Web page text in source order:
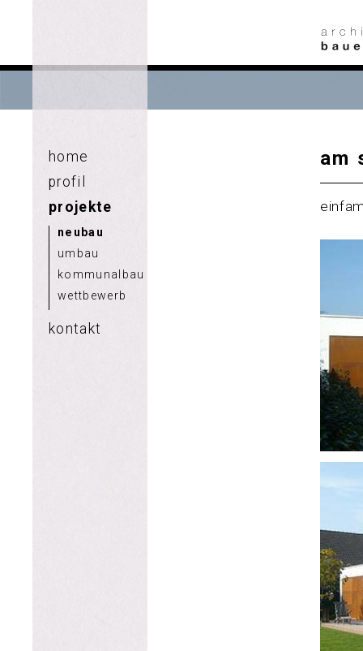
home
profil
projekte
neubau
umbau
kommunalbau
wettbewerb
kontakt
am